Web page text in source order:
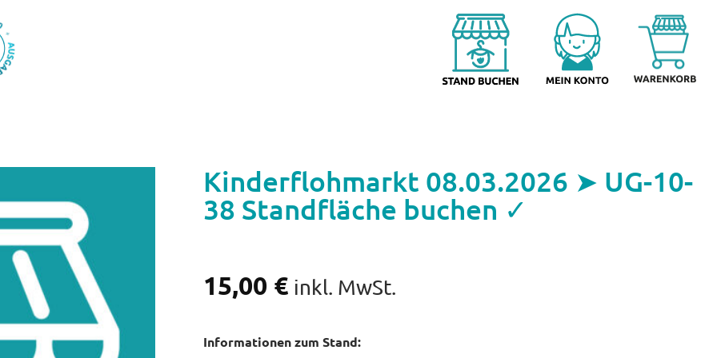
Kinderflohmarkt 08.03.2026 ➤ UG-10-
38 Standfläche buchen ✓
15,00 € inkl. MwSt.
Informationen zum Stand: